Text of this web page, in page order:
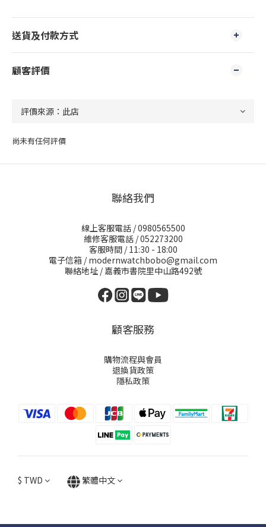
送貨及付款方式
顧客評價
尚未有任何評價
聯絡我們
線上客服電話 / 0980565500
維修客服電話 / 052273200
客服時間 / 11:30 - 18:00
電子信箱 / modernwatchbobo@gmail.com
聯絡地址 / 嘉義市書院里中山路492號
顧客服務
購物流程與會員
退換貨政策
隱私政策
$ TWD 繁體中文